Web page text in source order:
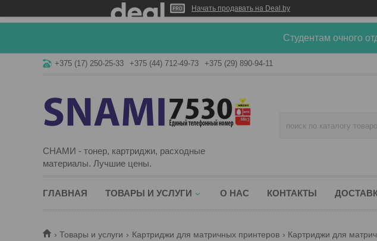
Начать продавать на Deal.by
Студентам очного
+375 (17) 250-25-33 +375 (44) 712-49-73 +375 (29) 890-94-11
СНАМИ - тонер, картриджи, расходные
материалы. Лучшие цены.
ГЛАВНАЯ ТОВАРЫ И УСЛУГИ О НАС КОНТАКТЫ
Товары и услуги Картриджи для матричных принтеров Картриджи для